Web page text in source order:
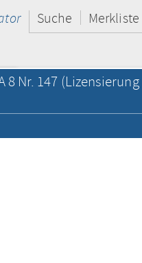
Suche Merkliste
8 Nr. 147